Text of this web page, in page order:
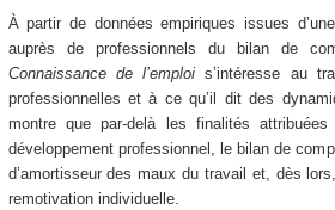
À partir de données empiriques issues
auprès de professionnels du bilan de
Connaissance de l’emplois’intéresse au
professionnelles et à ce qu’il dit des
montre que par-delà les finalités
développement professionnel, le bilan de
d’amortisseur des maux du travail et, dès
remotivation individuelle.